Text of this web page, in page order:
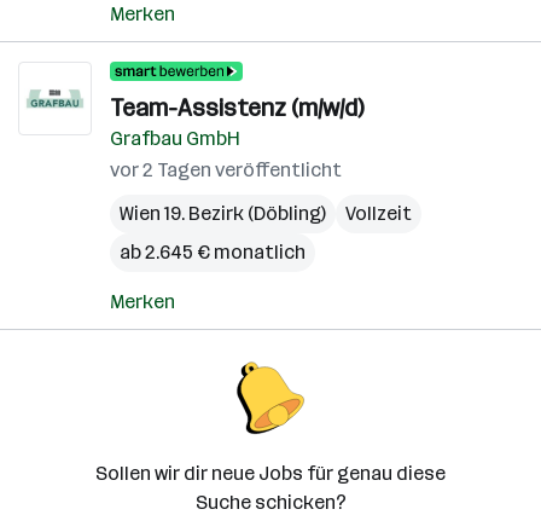
Merken
Team-Assistenz (m/w/d)
Grafbau GmbH
vor 2 Tagen veröffentlicht
Wien 19. Bezirk (Döbling)
Vollzeit
ab 2.645 € monatlich
Merken
Sollen wir dir neue Jobs für genau diese
Suche schicken?